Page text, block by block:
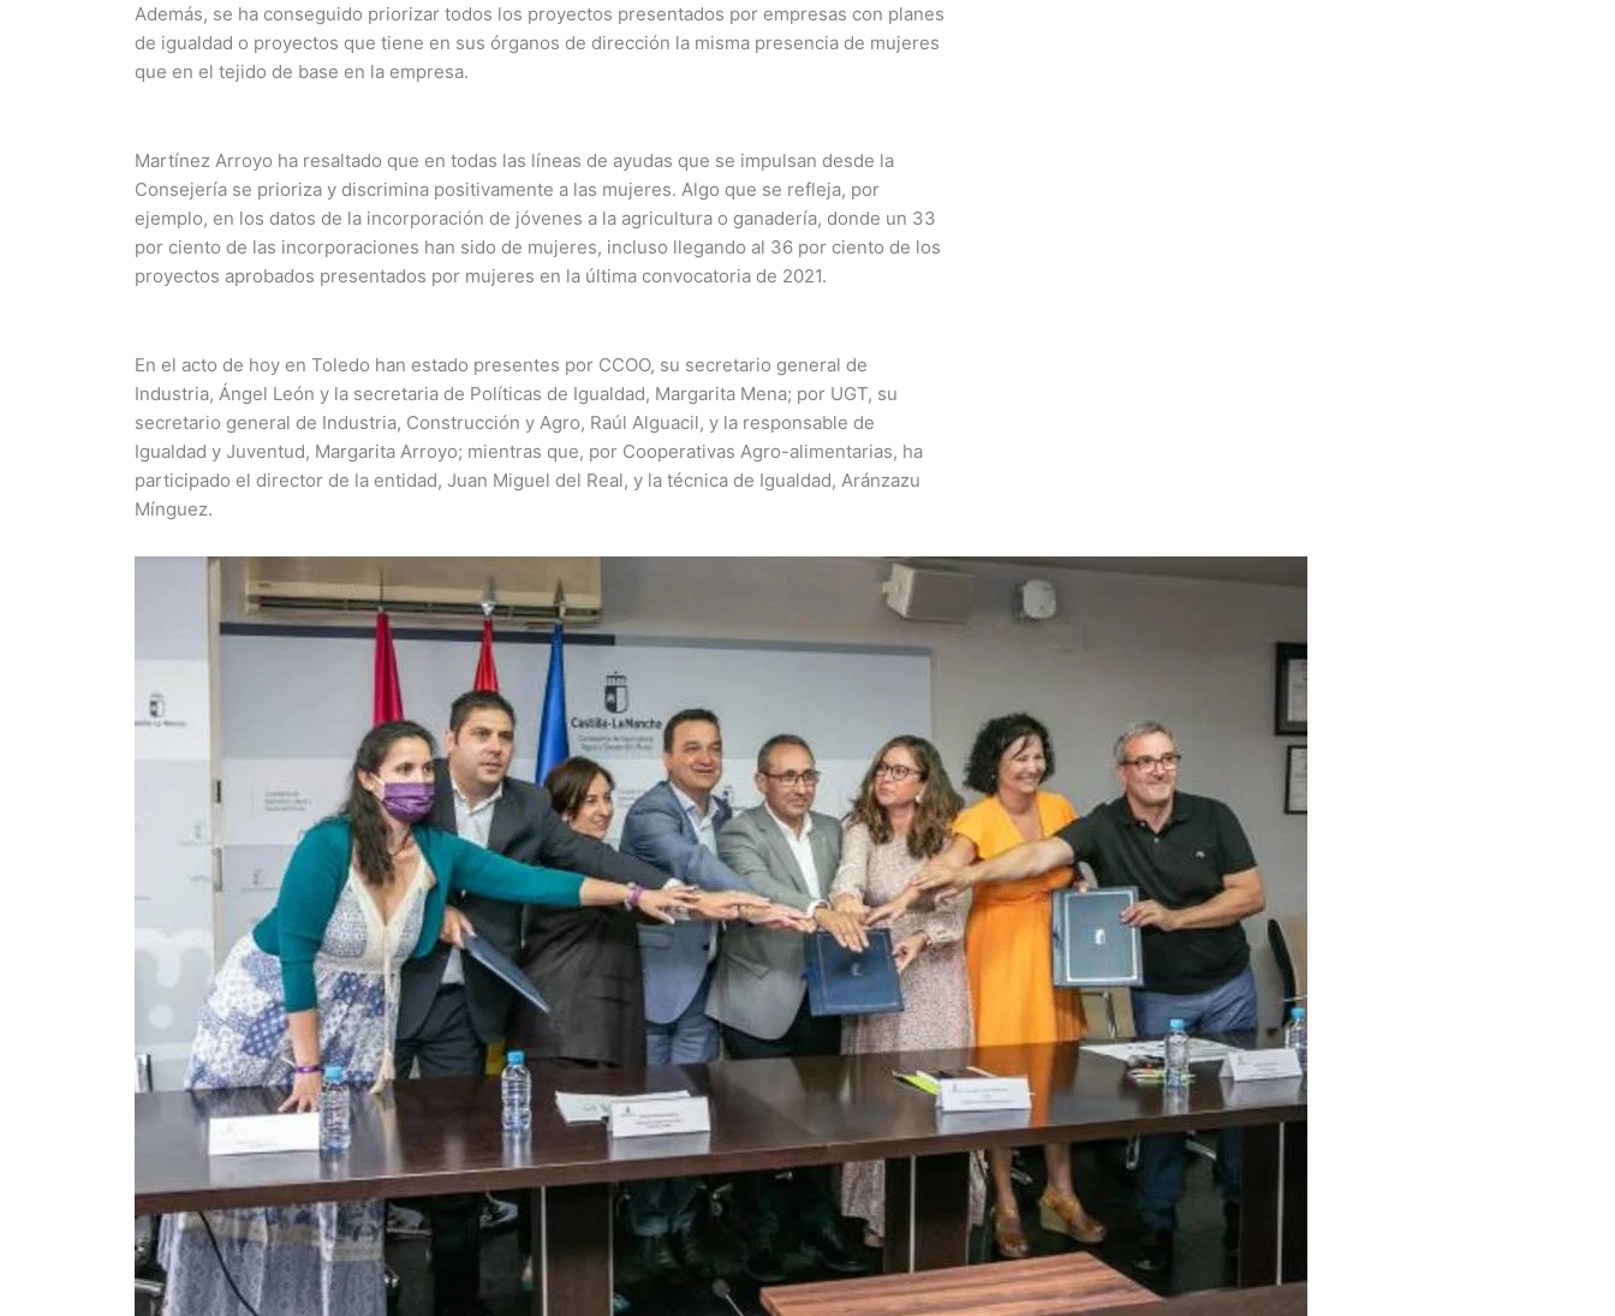
Además, se ha conseguido priorizar todos los proyectos presentados por empresas con planes
de igualdad o proyectos que tiene en sus órganos de dirección la misma presencia de mujeres
que en el tejido de base en la empresa.
Martínez Arroyo ha resaltado que en todas las líneas de ayudas que se impulsan desde la
Consejería se prioriza y discrimina positivamente a las mujeres. Algo que se refleja, por
ejemplo, en los datos de la incorporación de jóvenes a la agricultura o ganadería, donde un 33
por ciento de las incorporaciones han sido de mujeres, incluso llegando al 36 por ciento de los
proyectos aprobados presentados por mujeres en la última convocatoria de 2021.
En el acto de hoy en Toledo han estado presentes por CCOO, su secretario general de
Industria, Ángel León y la secretaria de Políticas de Igualdad, Margarita Mena; por UGT, su
secretario general de Industria, Construcción y Agro, Raúl Alguacil, y la responsable de
Igualdad y Juventud, Margarita Arroyo; mientras que, por Cooperativas Agro-alimentarias, ha
participado el director de la entidad, Juan Miguel del Real, y la técnica de Igualdad, Aránzazu
Mínguez.